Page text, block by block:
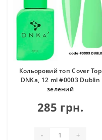
Кольоровий топ Cover Top
DNKa, 12 ml #0003 Dublin
зелений
285 грн.
- +